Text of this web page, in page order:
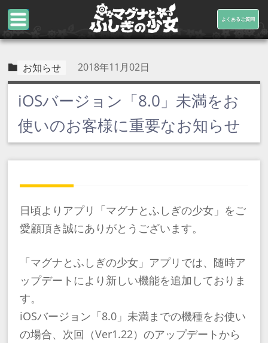
よくあるご質問
お知らせ 2018年11月02日
iOSバージョン「8.0」未満をお
使いのお客様に重要なお知らせ
日頃よりアプリ「マグナとふしぎの少女」をご
愛顧頂き誠にありがとうございます。
「マグナとふしぎの少女」アプリでは、随時ア
ップデートにより新しい機能を追加しておりま
す。
iOSバージョン「8.0」未満までの機種をお使い
の場合、次回（Ver1.22）のアップデートから